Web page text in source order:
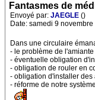
Fantasmes de
Envoyé par: JAEGLE ()
Date: samedi 9
Dans une circulaire
- le problème de
- éventuelle obligation
- obligation de rouler en
- obligation d'installer des
- réforme de notre